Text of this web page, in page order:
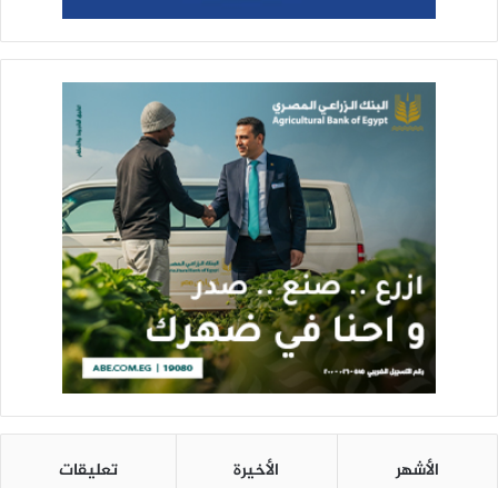
الأشهر الأخيرة تعليقات